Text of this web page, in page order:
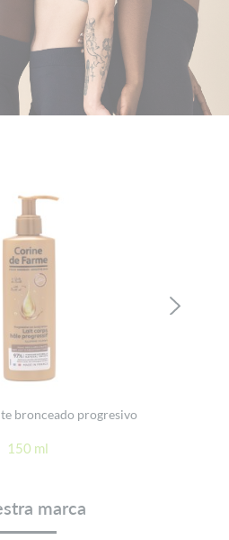
bronceado progresivo
150 ml
marca